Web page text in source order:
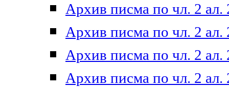
Архив писма по чл. 2 ал.
Архив писма по чл. 2 ал.
Архив писма по чл. 2 ал.
Архив писма по чл. 2 ал.